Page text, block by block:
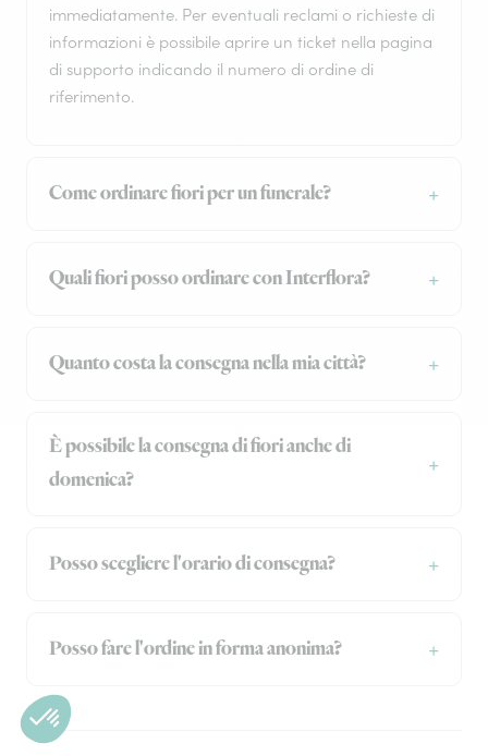
immediatamente. Per eventuali reclami o richieste di
informazioni è possibile aprire un ticket nella pagina
di supporto indicando il numero di ordine di
riferimento.
Come ordinare fiori per un funerale?
Quali fiori posso ordinare con Interflora?
Quanto costa la consegna nella mia città?
È possibile la consegna di fiori anche di
domenica?
Posso scegliere l'orario di consegna?
Posso fare l'ordine in forma anonima?